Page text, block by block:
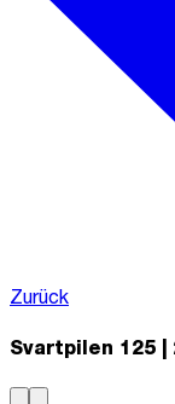
Zurück
Svartpilen 125 |